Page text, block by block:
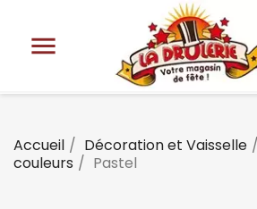

Accueil Décoration et Vaisselle
couleurs
Pastel